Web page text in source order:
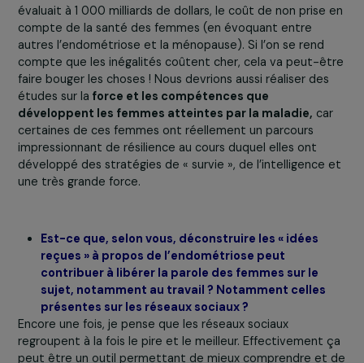
Actuellement, avec quelles entreprises
vous ?
Actuellement, nous accompagnonsGeneral Electric
Care au niveau de la troisième étape de notre
c’est-à-dire la mise en place de solutions au sein de
l’entreprise. En tant qu’entreprise d’imagerie très
dans la santé et ayant déjà travaillé sur le sujet du
du sein, il était naturel pour eux de poursuivre leur
sensibilisation, d’information, et maintenant sur le
programme ENDOpro. Autre exemple, nous allons
en œuvre le programme chezNuxe.En effet, c’est une
entreprise possédant80 % de femmes. Nous sommes
également en discussion avec d’autres entreprises,
des profils assez différents, mais possédant toute la
même responsabilité dans la santé des femmes et